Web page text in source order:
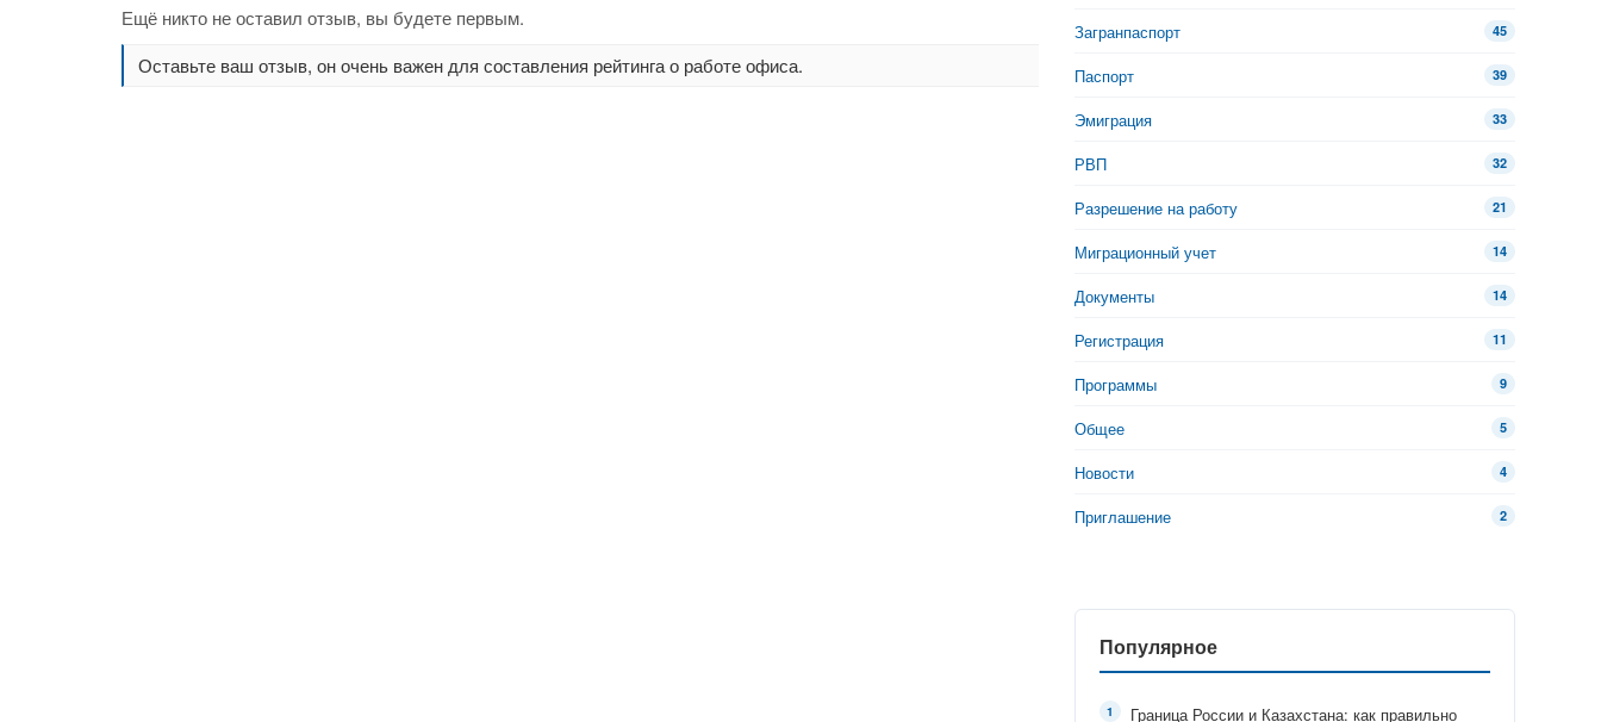
Ещё никто не оставил отзыв, вы будете первым.
Оставьте ваш отзыв, он очень важен для составления рейтинга о работе офиса.
Загранпаспорт 45
Паспорт 39
Эмиграция 33
РВП 32
Разрешение на работу 21
Миграционный учет 14
Документы 14
Регистрация 11
Программы 9
Общее 5
Новости 4
Приглашение 2
Популярное
Граница России и Казахстана: как правильно